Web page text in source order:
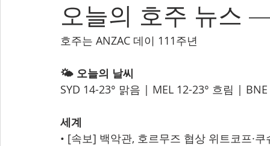
오늘의 호주 뉴스
호주는 ANZAC 데이 111주년
🌤️ 오늘의 날씨
SYD 14-23° 맑음 | MEL 12-23° 흐림 |
세계
• [속보] 백악관, 호르무즈 협상 위트코프·